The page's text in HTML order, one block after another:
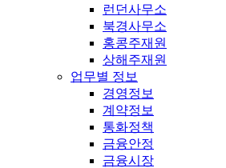
런던사무소
북경사무소
홍콩주재원
상해주재원
업무별 정보
경영정보
계약정보
통화정책
금융안정
금융시장